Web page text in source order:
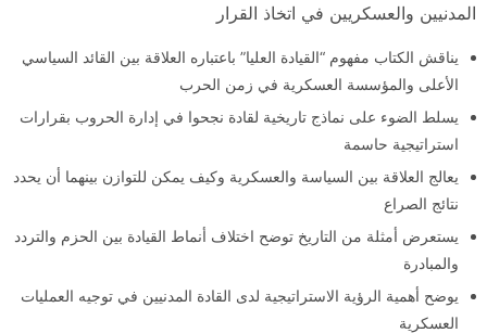
المدنيين والعسكريين في اتخاذ القرار
يناقش الكتاب مفهوم “القيادة العليا” باعتباره العلاقة بين القائد السياسي
الأعلى والمؤسسة العسكرية في زمن الحرب
يسلط الضوء على نماذج تاريخية لقادة نجحوا في إدارة الحروب بقرارات
استراتيجية حاسمة
يعالج العلاقة بين السياسة والعسكرية وكيف يمكن للتوازن بينهما أن يحدد
نتائج الصراع
يستعرض أمثلة من التاريخ توضح اختلاف أنماط القيادة بين الحزم والتردد
والمبادرة
يوضح أهمية الرؤية الاستراتيجية لدى القادة المدنيين في توجيه العمليات
العسكرية